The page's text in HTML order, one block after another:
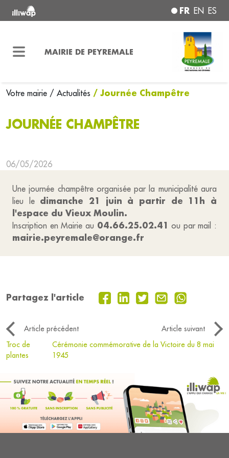
FR EN ES
MAIRIE DE PEYREMALE
Votre mairie / Actualités / Journée Champêtre
JOURNÉE CHAMPÊTRE
06/05/2026
Une journée champêtre organisée par la municipalité aura
lieu le dimanche 21 juin à partir de 11h à
l'espace du Vieux Moulin.
Inscription en Mairie au 04.66.25.02.41ou par mail :
mairie.peyremale@orange.fr
Partagez l'article
Article précédent
Article suivant
Troc de
plantes
Cérémonie commémorative de la Victoire du 8 mai
1945